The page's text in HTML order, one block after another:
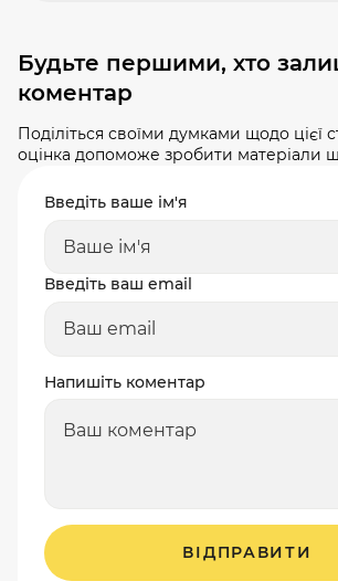
Будьте першими, хто
коментар
Поділіться своїми думками щодо цієї
оцінка допоможе зробити матеріали
Введіть ваше ім'я
Введіть ваш email
Напишіть коментар
ВІДПРАВИТИ